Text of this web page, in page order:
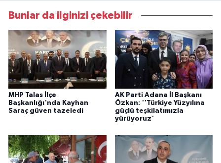
Bunlar da ilginizi çekebilir
MHP Talas İlçe
Başkanlığı'nda Kayhan
Saraç güven tazeledi
AK Parti Adana İl Başkanı
Özkan: ''Türkiye Yüzyılına
güçlü teşkilatımızla
yürüyoruz'